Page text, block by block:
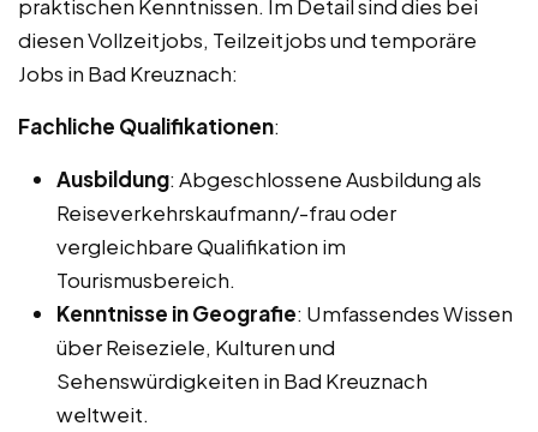
praktischen Kenntnissen. Im Detail sind dies bei
diesen Vollzeitjobs, Teilzeitjobs und temporäre
Jobs in Bad Kreuznach:
Fachliche Qualifikationen:
Ausbildung: Abgeschlossene Ausbildung als
Reiseverkehrskaufmann/-frau oder
vergleichbare Qualifikation im
Tourismusbereich.
Kenntnisse in Geografie: Umfassendes Wissen
über Reiseziele, Kulturen und
Sehenswürdigkeiten in Bad Kreuznach
weltweit.